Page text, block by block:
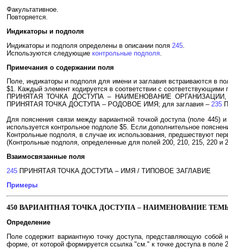
Факультативное.
Повторяется.
Индикаторы и подполя
Индикаторы и подполя определены в описании поля 245
Используются следующие контрольные подполя
Примечания о содержании поля
Поле, индикаторы и подполя для имени и заглавия встраиваются в
$1. Каждый элемент кодируется в соответствии с
ПРИНЯТАЯ ТОЧКА ДОСТУПА – НАИМЕНОВАНИЕ
ПРИНЯТАЯ ТОЧКА ДОСТУПА – РОДОВОЕ ИМЯ; для заглавия – 235
Для пояснения связи между вариантной точкой доступа (поле
используется контрольное подполе $5. Если дополнительное
Контрольные подполя, в случае их использования, предшествуют
(Контрольные подполя, определенные для полей 200, 210, 215, 220 и
Взаимосвязанные поля
245 ПРИНЯТАЯ ТОЧКА ДОСТУПА – ИМЯ / ТИПОВОЕ ЗАГЛАВИЕ
Примеры
450 ВАРИАНТНАЯ ТОЧКА ДОСТУПА – НАИМЕНОВАНИЕ
Определение
Поле содержит вариантную точку доступа, представляющую
форме, от которой формируется ссылка "см." к точке доступа в поле